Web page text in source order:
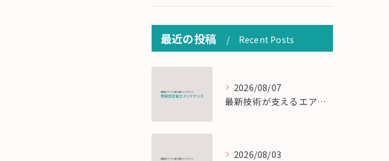
最近の投稿 Recent Posts
2026/08/07
最新技術が支えるエアコン工事の匠の技術解説
2026/08/03